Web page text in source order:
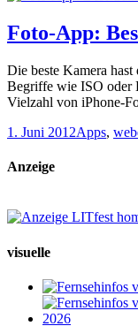
Foto-App:
Die beste Kamera
Begriffe wie ISO oder
Vielzahl von iPhone-
1. Juni 2012Apps,
Anzeige
visuelle